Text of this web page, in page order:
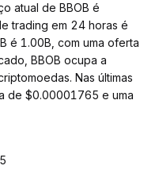
atual de BBOB é
trading em 24 horas é
é 1.00B, com uma oferta
BBOB ocupa a
Nas últimas
de $0.00001765 e uma